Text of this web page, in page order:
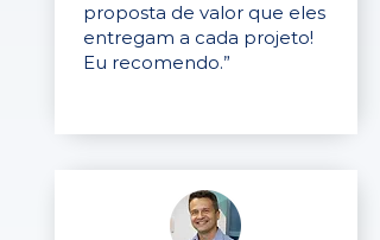
proposta de valor que eles
entregam a cada projeto!
Eu recomendo.”